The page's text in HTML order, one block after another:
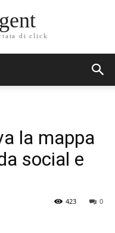
di click
la mappa
social e
0
423